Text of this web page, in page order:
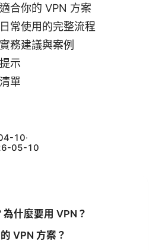
合你的 VPN 方案
常使用的完整流程
務建議與案例
示
單
10·
05-10
什麼要用 VPN？
VPN 方案？